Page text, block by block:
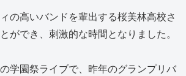
の高いバンドを輩出する桜美林高校さ
ができ、刺激的な時間となりました。
の学園祭ライブで、昨年のグランプリバ